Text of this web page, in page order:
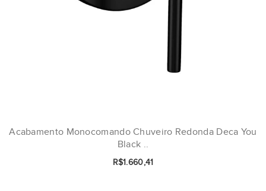
Acabamento Monocomando Chuveiro Redonda Deca You
Black ..
R$1.660,41